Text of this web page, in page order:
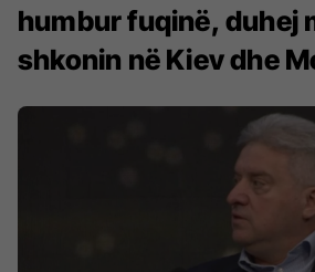
humbur fuqinë, duhej
shkonin në Kiev dhe